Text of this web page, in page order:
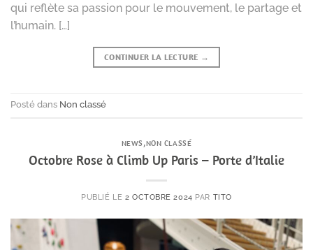
qui reflète sa passion pour le mouvement, le partage et
l’humain. […]
CONTINUER LA LECTURE →
Posté dans Non classé
NEWS ,NON CLASSÉ
Octobre Rose à Climb Up Paris – Porte d’Italie
PUBLIÉ LE 2 OCTOBRE 2024 PAR TITO